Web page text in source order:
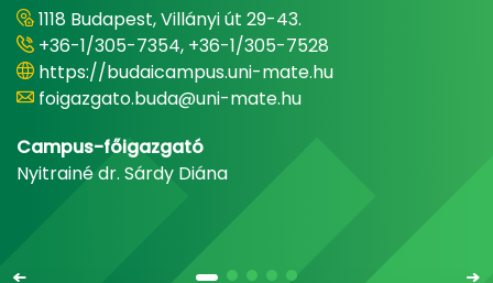
1118 Budapest, Villányi út 29-43.
+36-1/305-7354, +36-1/305-7528
https://budaicampus.uni-mate.hu
foigazgato.buda@uni-mate.hu
Campus-főigazgató
Nyitrainé dr. Sárdy Diána